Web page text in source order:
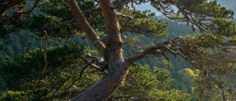
Randonnées à la journée
Boutique en ligne
Pratique & conseils